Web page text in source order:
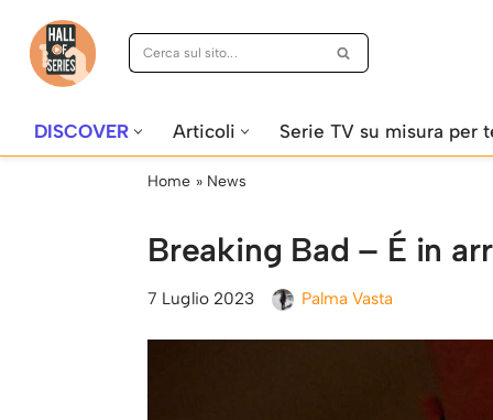
Vai
DISCOVER Articoli Serie TV su misura per
Home » News
Breaking Bad – É in
7 Luglio 2023 Palma Vasta